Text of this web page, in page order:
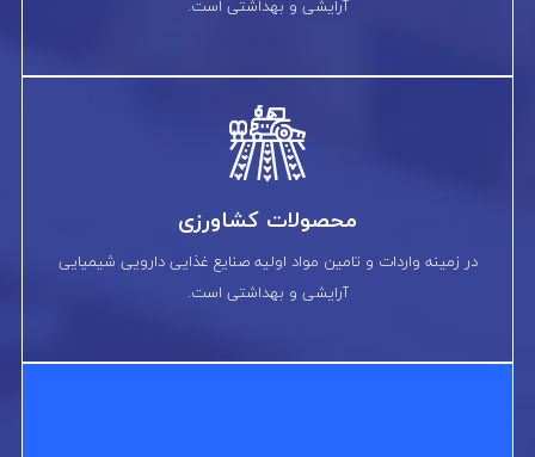
آرایشی و بهداشتی است.
محصولات کشاورزی
در زمینه واردات و تامین مواد اولیه صنایع غذایی دارویی شیمیایی
آرایشی و بهداشتی است.